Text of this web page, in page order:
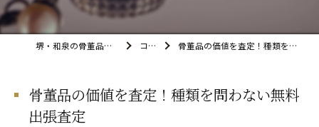
堺・和泉の骨董品買取なら無限堂 コラム 骨董品の価値を査定！種類を問わない無料出張査定
骨董品の価値を査定！種類を問わない無料
出張査定